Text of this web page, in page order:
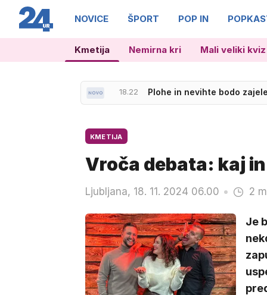
NOVICE ŠPORT POP IN
Kmetija Nemirna kri Mali veliki kviz
18.22 Plohe in nevihte bodo
KMETIJA
Vroča debata: kaj
Ljubljana, 18. 11. 2024 06.00 2
Je